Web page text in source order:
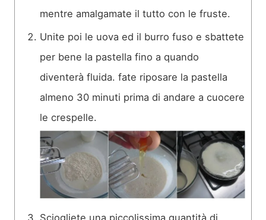
mentre amalgamate il tutto con le fruste.
Unite poi le uova ed il burro fuso e sbattete
per bene la pastella fino a quando
diventerà fluida. fate riposare la pastella
almeno 30 minuti prima di andare a cuocere
le crespelle.
Sciogliete una piccolissima quantità di